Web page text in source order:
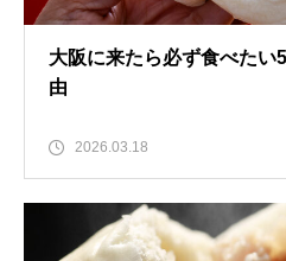
大阪に来たら必ず食べたい
由
2026.03.18